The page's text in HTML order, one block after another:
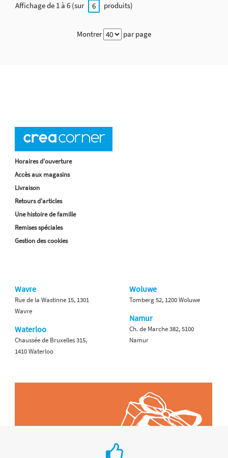
Affichage de 1 à 6 (sur 6 produits)
Montrer par page
Horaires d'ouverture
Accès aux magasins
Livraison
Retours d'articles
Une histoire de famille
Remises spéciales
Gestion des cookies
Wavre
Rue de la Wastinne 15, 1301
Wavre
Waterloo
Chaussée de Bruxelles 315,
1410 Waterloo
Woluwe
Tomberg 52, 1200 Woluwe
Namur
Ch. de Marche 382, 5100
Namur